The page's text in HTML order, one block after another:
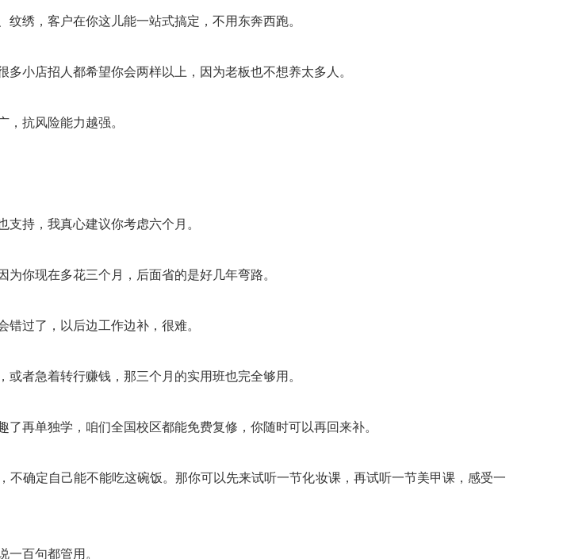
绣，客户在你这儿能一站式搞定，不用东奔西跑。
小店招人都希望你会两样以上，因为老板也不想养太多人。
，抗风险能力越强。
持，我真心建议你考虑六个月。
你现在多花三个月，后面省的是好几年弯路。
过了，以后边工作边补，很难。
者急着转行赚钱，那三个月的实用班也完全够用。
再单独学，咱们全国校区都能免费复修，你随时可以再回来补。
不确定自己能不能吃这碗饭。那你可以先来试听一节化妆课，再试听一节美甲课，感受一
一百句都管用。